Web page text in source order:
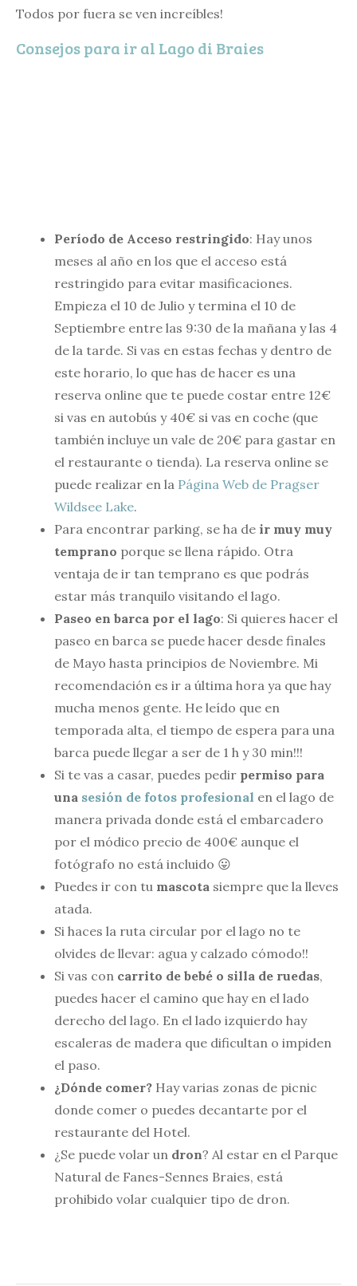
Todos por fuera se ven increíbles!
Consejos para ir al Lago di Braies
Período de Acceso restringido: Hay unos
meses al año en los que el acceso está
restringido para evitar masificaciones.
Empieza el 10 de Julio y termina el 10 de
Septiembre entre las 9:30 de la mañana y las 4
de la tarde. Si vas en estas fechas y dentro de
este horario, lo que has de hacer es una
reserva online que te puede costar entre 12€
si vas en autobús y 40€ si vas en coche (que
también incluye un vale de 20€ para gastar en
el restaurante o tienda). La reserva online se
puede realizar en la Página Web de Pragser
Wildsee Lake.
Para encontrar parking, se ha de ir muy muy
temprano porque se llena rápido. Otra
ventaja de ir tan temprano es que podrás
estar más tranquilo visitando el lago.
Paseo en barca por el lago: Si quieres hacer el
paseo en barca se puede hacer desde finales
de Mayo hasta principios de Noviembre. Mi
recomendación es ir a última hora ya que hay
mucha menos gente. He leído que en
temporada alta, el tiempo de espera para una
barca puede llegar a ser de 1 h y 30 min!!!
Si te vas a casar, puedes pedir permiso para
una sesión de fotos profesional en el lago de
manera privada donde está el embarcadero
por el módico precio de 400€ aunque el
fotógrafo no está incluido 😛
Puedes ir con tu mascota siempre que la lleves
atada.
Si haces la ruta circular por el lago no te
olvides de llevar: agua y calzado cómodo!!
Si vas con carrito de bebé o silla de ruedas,
puedes hacer el camino que hay en el lado
derecho del lago. En el lado izquierdo hay
escaleras de madera que dificultan o impiden
el paso.
¿Dónde comer? Hay varias zonas de picnic
donde comer o puedes decantarte por el
restaurante del Hotel.
¿Se puede volar un dron? Al estar en el Parque
Natural de Fanes-Sennes Braies, está
prohibido volar cualquier tipo de dron.